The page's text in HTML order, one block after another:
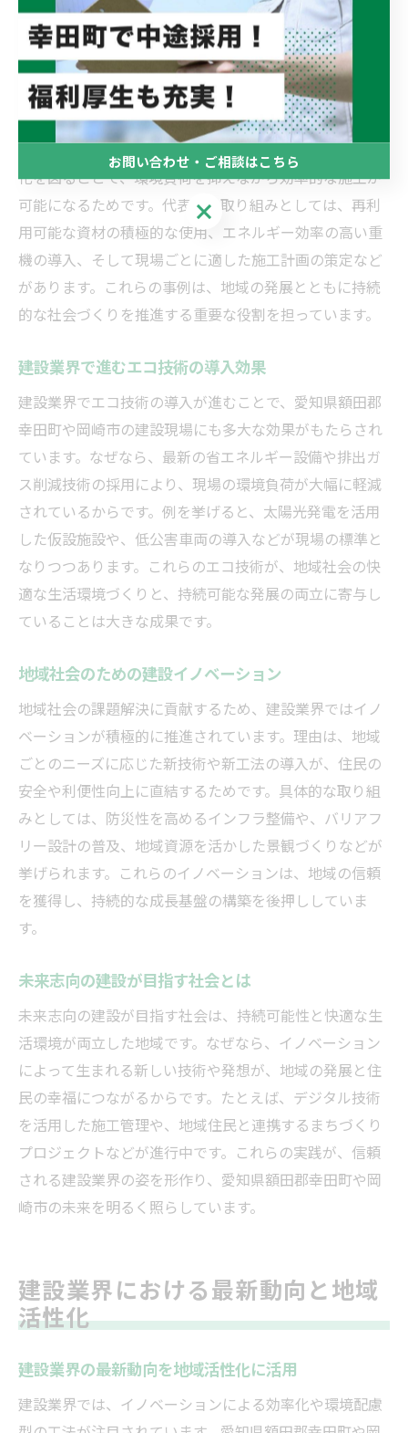
の基盤づくりに直結しています。
持続可能な建設手法の現場活用事例
持続可能な建設手法は、具体的な現場での活用事例から
その有効性が証明されています。理由として、地域の特
性や資源を最大限に活かし、廃棄物削減や省エネルギー
化を図ることで、環境負荷を抑えながら効率的な施工が
可能になるためです。代表的な取り組みとしては、再利
用可能な資材の積極的な使用、エネルギー効率の高い重
機の導入、そして現場ごとに適した施工計画の策定など
があります。これらの事例は、地域の発展とともに持続
的な社会づくりを推進する重要な役割を担っています。
建設業界で進むエコ技術の導入効果
建設業界でエコ技術の導入が進むことで、愛知県額田郡
幸田町や岡崎市の建設現場にも多大な効果がもたらされ
ています。なぜなら、最新の省エネルギー設備や排出ガ
ス削減技術の採用により、現場の環境負荷が大幅に軽減
されているからです。例を挙げると、太陽光発電を活用
した仮設施設や、低公害車両の導入などが現場の標準と
なりつつあります。これらのエコ技術が、地域社会の快
適な生活環境づくりと、持続可能な発展の両立に寄与し
ていることは大きな成果です。
地域社会のための建設イノベーション
地域社会の課題解決に貢献するため、建設業界ではイノ
ベーションが積極的に推進されています。理由は、地域
ごとのニーズに応じた新技術や新工法の導入が、住民の
安全や利便性向上に直結するためです。具体的な取り組
みとしては、防災性を高めるインフラ整備や、バリアフ
リー設計の普及、地域資源を活かした景観づくりなどが
挙げられます。これらのイノベーションは、地域の信頼
を獲得し、持続的な成長基盤の構築を後押ししていま
す。
未来志向の建設が目指す社会とは
未来志向の建設が目指す社会は、持続可能性と快適な生
活環境が両立した地域です。なぜなら、イノベーション
によって生まれる新しい技術や発想が、地域の発展と住
民の幸福につながるからです。たとえば、デジタル技術
を活用した施工管理や、地域住民と連携するまちづくり
プロジェクトなどが進行中です。これらの実践が、信頼
される建設業界の姿を形作り、愛知県額田郡幸田町や岡
崎市の未来を明るく照らしています。
建設業界における最新動向と地域
活性化
建設業界の最新動向を地域活性化に活用
建設業界では、イノベーションによる効率化や環境配慮
お問い合わせ・ご相談はこちら
お問い合わせ・ご相談はこちら